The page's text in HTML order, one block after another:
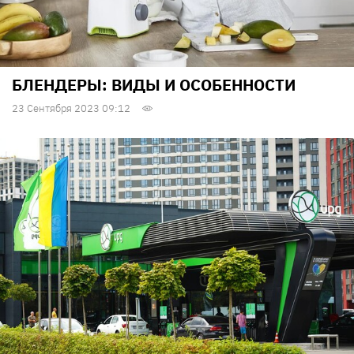
БЛЕНДЕРЫ: ВИДЫ И ОСОБЕННОСТИ
23 Сентября 2023 09:12